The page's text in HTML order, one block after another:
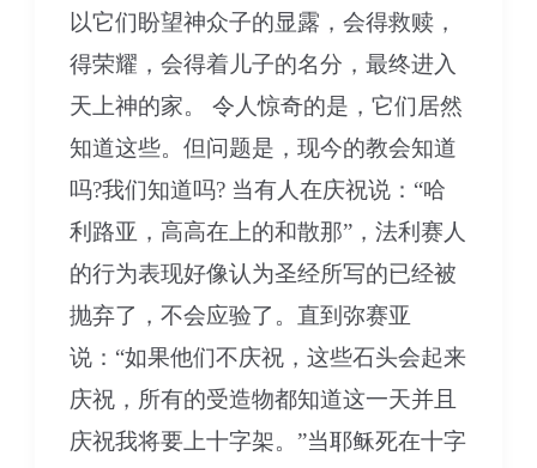
以它们盼望神众子的显露，会得救赎，
得荣耀，会得着儿子的名分，最终进入
天上神的家。 令人惊奇的是，它们居然
知道这些。但问题是，现今的教会知道
吗?我们知道吗? 当有人在庆祝说：“哈
利路亚，高高在上的和散那”，法利赛人
的行为表现好像认为圣经所写的已经被
抛弃了，不会应验了。直到弥赛亚
说：“如果他们不庆祝，这些石头会起来
庆祝，所有的受造物都知道这一天并且
庆祝我将要上十字架。”当耶稣死在十字